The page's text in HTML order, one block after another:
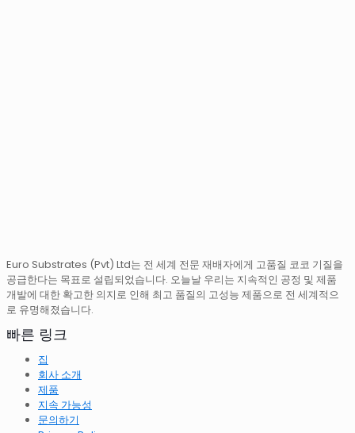
Euro Substrates (Pvt) Ltd는 전 세계 전문 재배자에게 고품질 코코 기질을
공급한다는 목표로 설립되었습니다. 오늘날 우리는 지속적인 공정 및 제품
개발에 대한 확고한 의지로 인해 최고 품질의 고성능 제품으로 전 세계적으
로 유명해졌습니다.
빠른 링크
집
회사 소개
제품
지속 가능성
문의하기